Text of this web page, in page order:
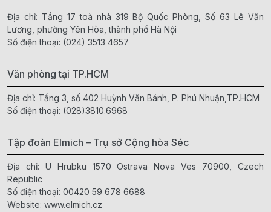
Địa chỉ: Tầng 17 toà nhà 319 Bộ Quốc Phòng, Số 63 Lê Văn
Lương, phường Yên Hòa, thành phố Hà Nội
Số điện thoại: (024) 3513 4657
Văn phòng tại TP.HCM
Địa chỉ: Tầng 3, số 402 Huỳnh Văn Bánh, P. Phú Nhuận,TP.HCM
Số điện thoại: (028)3810.6968
Tập đoàn Elmich – Trụ sở Cộng hòa Séc
Địa chỉ: U Hrubku 1570 Ostrava Nova Ves 70900, Czech
Republic
Số điện thoại: 00420 59 678 6688
Website: www.elmich.cz